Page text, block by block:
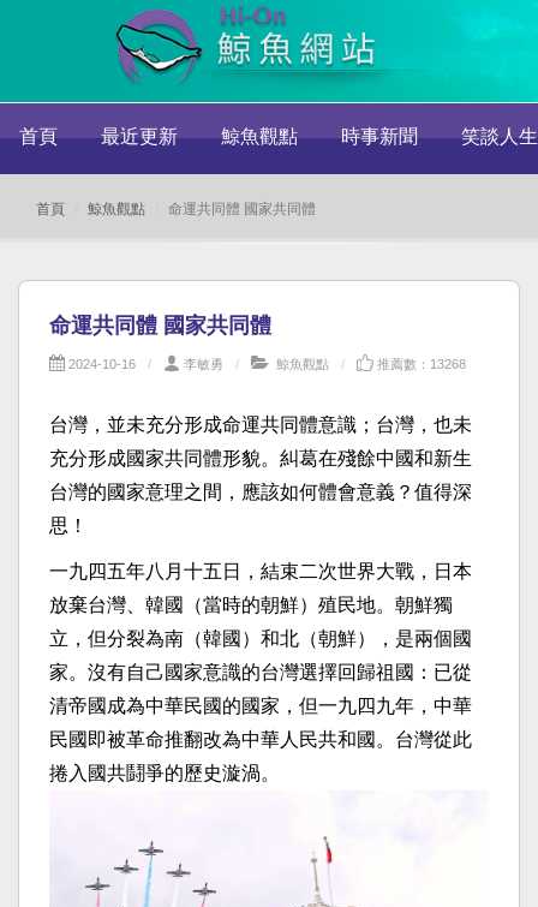
首頁 最近更新 鯨魚觀點 時事新聞 笑談人生
首頁 鯨魚觀點 命運共同體 國家共同體
命運共同體 國家共同體
2024-10-16 李敏勇 鯨魚觀點 推薦數：13268
台灣，並未充分形成命運共同體意識；台灣，也未
充分形成國家共同體形貌。糾葛在殘餘中國和新生
台灣的國家意理之間，應該如何體會意義？值得深
思！
一九四五年八月十五日，結束二次世界大戰，日本
放棄台灣、韓國（當時的朝鮮）殖民地。朝鮮獨
立，但分裂為南（韓國）和北（朝鮮），是兩個國
家。沒有自己國家意識的台灣選擇回歸祖國：已從
清帝國成為中華民國的國家，但一九四九年，中華
民國即被革命推翻改為中華人民共和國。台灣從此
捲入國共鬪爭的歷史漩渦。